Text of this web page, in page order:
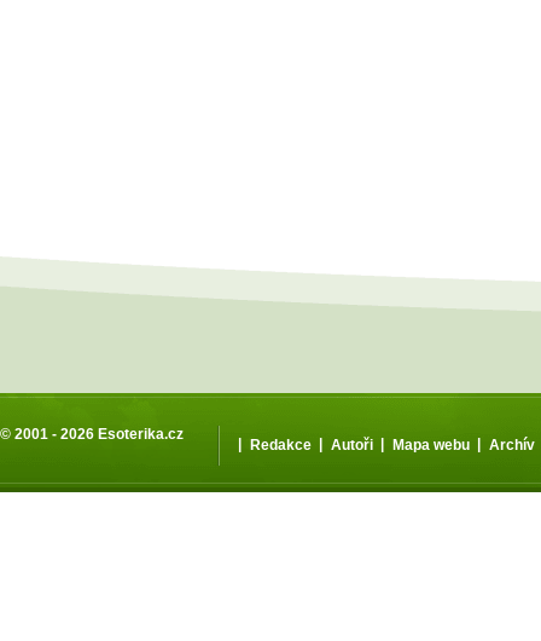
© 2001 - 2026 Esoterika.cz
| Redakce | Autoři | Mapa webu | Archív